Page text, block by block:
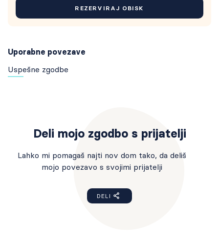
REZERVIRAJ OBISK
Uporabne povezave
Uspešne zgodbe
Deli mojo zgodbo s prijatelji
Lahko mi pomagaš najti nov dom tako, da deliš
mojo povezavo s svojimi prijatelji
DELI